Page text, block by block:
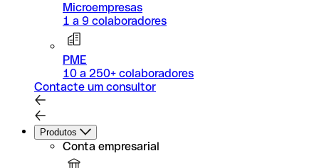
Microempresas
1 a 9 colaboradores
PME
10 a 250+ colaboradores
Contacte um consultor
Produtos
Conta empresarial